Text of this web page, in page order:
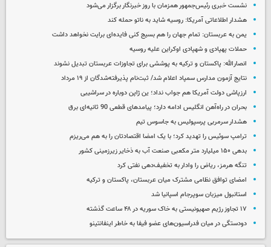
نشست خبری رئیس‌جمهور همزمان با روز خبرنگار برگزار می‌شود
هشدار اطلاعاتی آمریکا: روسیه شاید به ناتو حمله کند
یمن به عربستان: تمام جهان را هم بسیج کنی فایده‌ای برایت نخواهد داشت
حملات پهپادی و شهپادی اوکراین علیه روسیه
انصارالله: پاکستان و ترکیه به پوششی برای تجاوزات عربستان تبدیل نشوند
نتایج آزمون مدارس سمپاد اعلام شد/ ثبت‌نام پذیرفته‌شدگان از ۱۹ مرداد
ارزپاشی دولت آمریکا هم جواب نداد؛ ین ژاپن دوباره در سراشیبی
بحران در راه‌آهن انگلیس ادامه دارد؛ پیامدهای قطعی 90 ثانیه‌ای برق
هشدار سرمربی پرسپولیس به جاسوس تیم
ترامپ سوئیس را تهدید کرد؛ با یک امضا اقتصادتان را به هم می‌ریزم
بدهی ۱۵۰ میلیارد متر مکعبی صنعت آب به ذخایر زیرزمینی کشور
تنگه هرمز، ریاض را وادار به تخفیف‌دهی نفتی کرد
امضای توافق نظامی مشترک میان عربستان، پاکستان و ترکیه
استانبول میزبان سوپرجام اسپانیا شد
۱۷ تجاوز رژیم صهیونیستی به خاک سوریه در ۴۸ ساعت گذشته
دودستگی در میان فدراسیون‌های عضو فیفا به خاطر اینفانتینو